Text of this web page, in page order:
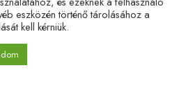
célokra a személyes
hogy azt az Alapítvánnyal
feldolgozásra átadja. Az
lévő űrlapokon található, a
eszközén történő tárolásához a
kell kérniük.